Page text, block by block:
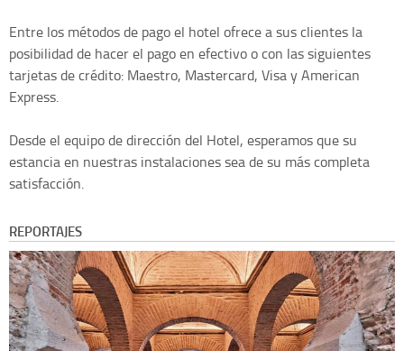
Entre los métodos de pago el hotel ofrece a sus clientes la
posibilidad de hacer el pago en efectivo o con las siguientes
tarjetas de crédito: Maestro, Mastercard, Visa y American
Express.
Desde el equipo de dirección del Hotel, esperamos que su
estancia en nuestras instalaciones sea de su más completa
satisfacción.
REPORTAJES